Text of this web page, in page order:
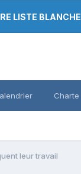
LISTE BLANCHE
Charte
leur travail